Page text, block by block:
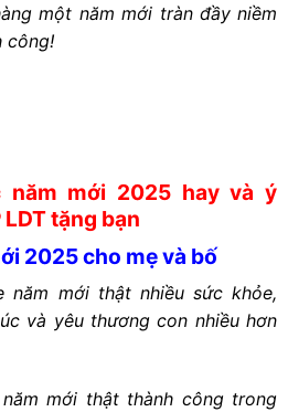
một năm mới tràn đầy niềm
công!
năm mới 2025 hay và ý
tặng bạn
2025 cho mẹ và bố
năm mới thật nhiều sức khỏe,
và yêu thương con nhiều hơn
mới thật thành công trong